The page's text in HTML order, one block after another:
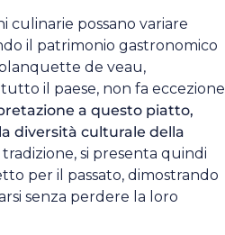
culinarie possano variare
il patrimonio gastronomico
de veau,
il paese, non fa eccezione
a questo piatto,
diversità culturale della
si presenta quindi
per il passato, dimostrando
senza perdere la loro